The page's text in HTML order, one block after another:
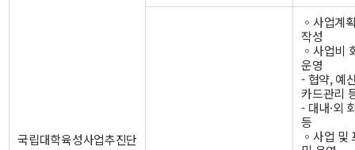
국립대학육성사업추진단
◦사업계
작성
◦사업비
운영
- 협약, 예
카드관리
- 대내·외
등
◦사업 및